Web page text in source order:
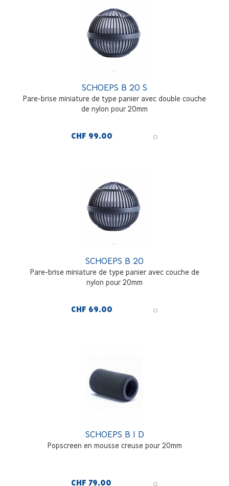
SCHOEPS B 20 S
Pare-brise miniature de type panier avec double couche
de nylon pour 20mm
CHF 99.00
SCHOEPS B 20
Pare-brise miniature de type panier avec couche de
nylon pour 20mm
CHF 69.00
SCHOEPS B 1 D
Popscreen en mousse creuse pour 20mm
CHF 79.00